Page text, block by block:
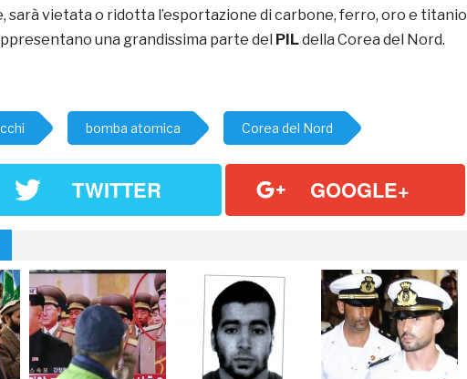
sarà vietata o ridotta l’esportazione di carbone, ferro, oro e titanio
una grandissima parte del PILdella Corea del Nord.
bomba atomica Corea del Nord
TWITTER GOOGLE+